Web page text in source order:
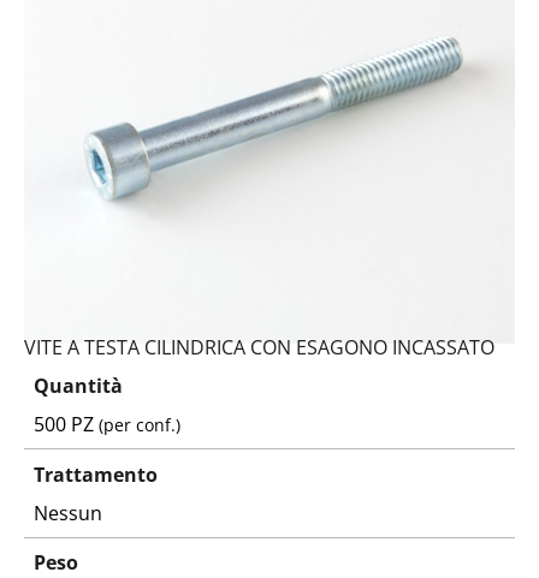
VITE A TESTA CILINDRICA CON ESAGONO INCASSATO
Quantità
500 PZ(per conf.)
Trattamento
Nessun
Peso